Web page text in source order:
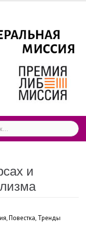
и
,Повестка, Тренды